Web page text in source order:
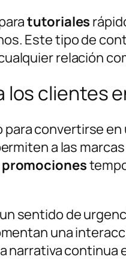
tutoriales
Este tipo de
relación
los clientes
convertirse
a las
promociones
sentido de
una
narrativa continua